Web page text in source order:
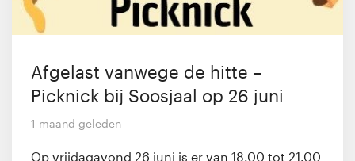
Afgelast vanwege de hitte –
Picknick bij Soosjaal op 26 juni
1 maand geleden
Op vrijdagavond 26 juni is er van 18.00 tot 21.00